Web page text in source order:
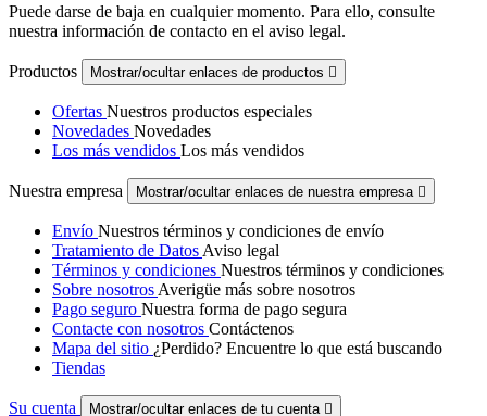
Puede darse de baja en cualquier momento. Para ello, consulte
nuestra información de contacto en el aviso legal.
Productos Mostrar/ocultar enlaces de productos 
Ofertas Nuestros productos especiales
Novedades Novedades
Los más vendidos Los más vendidos
Nuestra empresa Mostrar/ocultar enlaces de nuestra empresa 
Envío Nuestros términos y condiciones de envío
Tratamiento de Datos Aviso legal
Términos y condiciones Nuestros términos y condiciones
Sobre nosotros Averigüe más sobre nosotros
Pago seguro Nuestra forma de pago segura
Contacte con nosotros Contáctenos
Mapa del sitio ¿Perdido? Encuentre lo que está buscando
Tiendas
Su cuenta Mostrar/ocultar enlaces de tu cuenta 